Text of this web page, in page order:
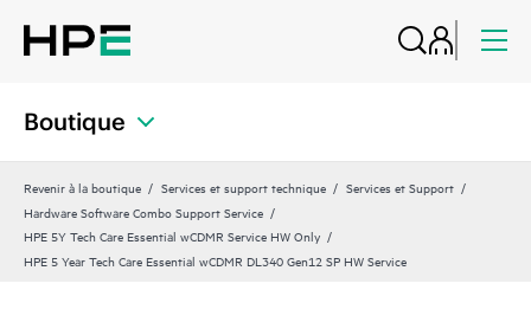
Boutique
Revenir à la boutique Services et support technique
Services et Support
Hardware Software Combo Support Service
HPE 5Y Tech Care Essential wCDMR Service HW Only
HPE 5 Year Tech Care Essential wCDMR DL340 Gen12 SP HW Service